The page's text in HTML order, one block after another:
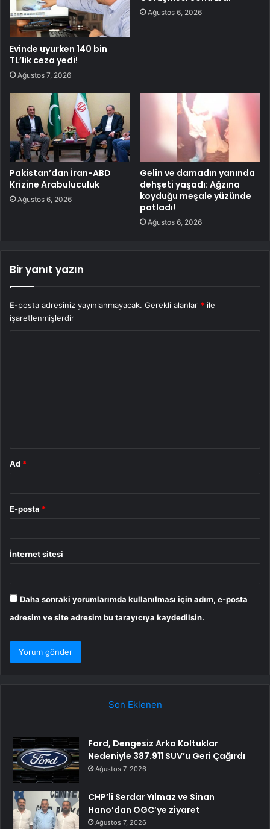
Evinde uyurken 140 bin
TL’lik ceza yedi!
Ağustos 7, 2026
Ağustos 6, 2026
Pakistan’dan İran-ABD
Krizine Arabuluculuk
Ağustos 6, 2026
Gelin ve damadın yanında
dehşeti yaşadı: Ağzına
koyduğu meşale yüzünde
patladı!
Ağustos 6, 2026
Bir yanıt yazın
E-posta adresiniz yayınlanmayacak. Gerekli alanlar * ile
işaretlenmişlerdir
Ad *
E-posta *
İnternet sitesi
Daha sonraki yorumlarımda kullanılması için adım, e-posta
adresim ve site adresim bu tarayıcıya kaydedilsin.
Son Eklenen
Ford, Dengesiz Arka Koltuklar
Nedeniyle 387.911 SUV’u Geri Çağırdı
Ağustos 7, 2026
CHP’li Serdar Yılmaz ve Sinan
Hano’dan OGC’ye ziyaret
Ağustos 7, 2026